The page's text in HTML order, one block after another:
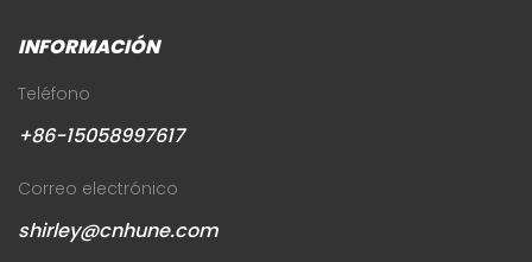
INFORMACIÓN
Teléfono
+86-15058997617
Correo electrónico
shirley@cnhune.com